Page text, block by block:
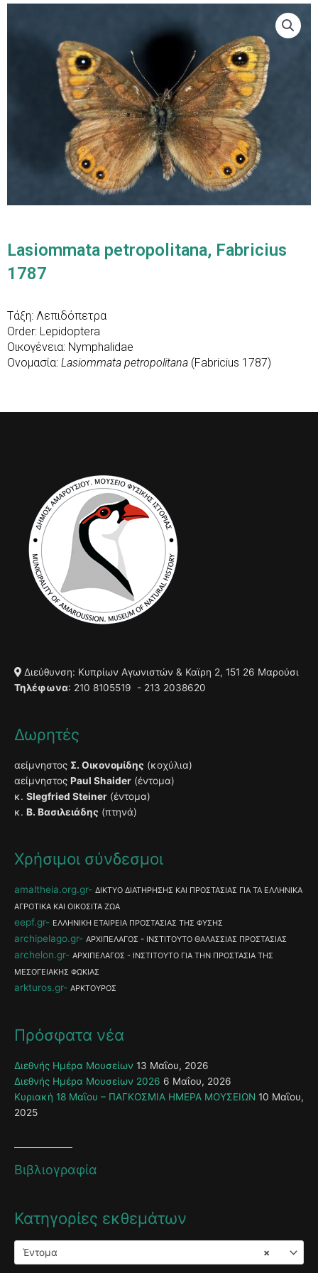
Lasiommata petropolitana, Fabricius
1787
Τάξη: Λεπιδόπετρα
Order: Lepidoptera
Οικογένεια: Nymphalidae
Ονομασία: Lasiommata petropolitana (Fabricius 1787)
Διεύθυνση: Κυπρίων Αγωνιστών & Καϊρη 2, 151 26 Μαρούσι
Τηλέφωνα: 210 8105519 - 213 2038620
Δωρητές
αείμνηστος Σ. Οικονομίδης (κοχύλια)
αείμνηστος Paul Shaider (έντομα)
κ. Slegfried Steiner (έντομα)
κ. Β. Βασιλειάδης (πτηνά)
Χρήσιμοι σύνδεσμοι
amaltheia.org.gr
ΔΙΚΤΥΟ ΔΙΑΤΗΡΗΣΗΣ ΚΑΙ ΠΡΟΣΤΑΣΙΑΣ ΓΙΑ ΤΑ ΕΛΛΗΝΙΚΑ
ΑΓΡΟΤΙΚΑ ΚΑΙ ΟΙΚΟΣΙΤΑ ΖΩΑ
eepf.gr ΕΛΛΗΝΙΚΗ ΕΤΑΙΡΕΙΑ ΠΡΟΣΤΑΣΙΑΣ ΤΗΣ ΦΥΣΗΣ
archipelago.gr ΑΡΧΙΠΕΛΑΓΟΣ - ΙΝΣΤΙΤΟΥΤΟ ΘΑΛΑΣΣΙΑΣ ΠΡΟΣΤΑΣΙΑΣ
archelon.gr
ΑΡΧΙΠΕΛΑΓΟΣ - ΙΝΣΤΙΤΟΥΤΟ ΓΙΑ ΤΗΝ ΠΡΟΣΤΑΣΙΑ ΤΗΣ
ΜΕΣΟΓΕΙΑΚΗΣ ΦΩΚΙΑΣ
arkturos.gr ΑΡΚΤΟΥΡΟΣ
Πρόσφατα νέα
Διεθνής Ημέρα Μουσείων 13 Μαΐου, 2026
Διεθνής Ημέρα Μουσείων 2026 6 Μαΐου, 2026
Κυριακή 18 Μαΐου – ΠΑΓΚΟΣΜΙΑ ΗΜΕΡΑ ΜΟΥΣΕΙΩΝ 10 Μαΐου,
2025
Βιβλιογραφία
Κατηγορίες εκθεμάτων
×
Έντομα